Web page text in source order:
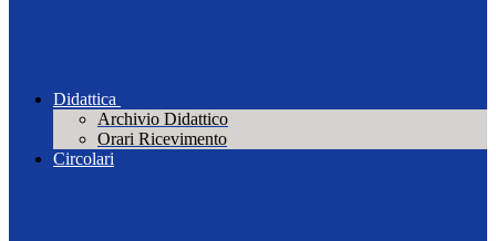
Didattica
Archivio Didattico
Orari Ricevimento
Circolari